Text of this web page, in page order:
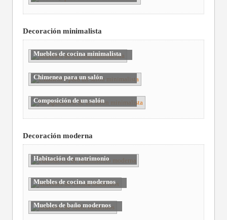
mediterráneo
Decoración minimalista
Muebles de cocina minimalista
Chimenea para un salón
minimalista
Composición de un salón
minimalista
Decoración moderna
Habitación de matrimonio
moderna
Muebles de cocina modernos
Muebles de baño modernos